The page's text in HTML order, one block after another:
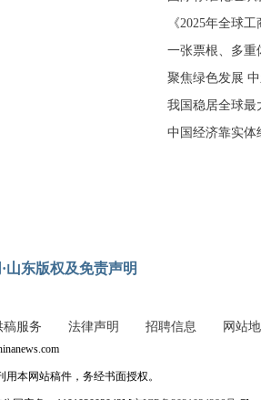
山东版权及免责声明
《2025年全球
聚焦绿色发展
我国稳居全球最
中国经济靠实体
稿服务 法律声明 招聘信息 网站
本网站稿件，务经书面授权。